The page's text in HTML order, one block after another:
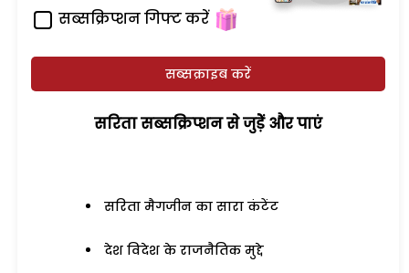
सब्सक्रिप्शन गिफ्ट करें
सब्सक्राइब करें
सरिता सब्सक्रिप्शन से जुड़ेें और पाएं
सरिता मैगजीन का सारा कंटेंट
देश विदेश के राजनैतिक मुद्दे